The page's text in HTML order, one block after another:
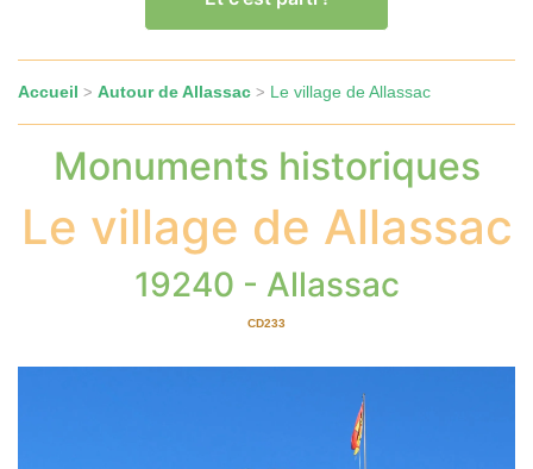
Accueil > Autour de Allassac > Le village de Allassac
Monuments historiques
Le village de Allassac
19240 - Allassac
CD233